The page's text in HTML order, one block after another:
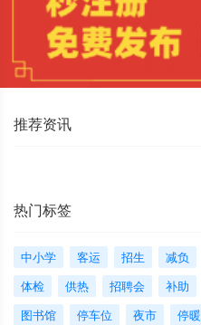
推荐资讯
热门标签
中小学 客运 招生 减负
体检
供热 招聘会 补助
图书馆
停车位 夜市 停暖